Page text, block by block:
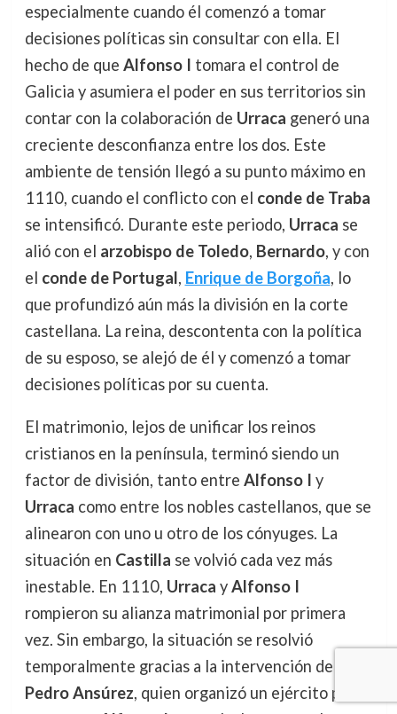
especialmente cuando él comenzó a tomar
decisiones políticas sin consultar con ella. El
hecho de que Alfonso I tomara el control de
Galicia y asumiera el poder en sus territorios sin
contar con la colaboración de Urraca generó una
creciente desconfianza entre los dos. Este
ambiente de tensión llegó a su punto máximo en
1110, cuando el conflicto con el conde de Traba
se intensificó. Durante este periodo, Urraca se
alió con el arzobispo de Toledo, Bernardo, y con
el conde de Portugal, Enrique de Borgoña, lo
que profundizó aún más la división en la corte
castellana. La reina, descontenta con la política
de su esposo, se alejó de él y comenzó a tomar
decisiones políticas por su cuenta.
El matrimonio, lejos de unificar los reinos
cristianos en la península, terminó siendo un
factor de división, tanto entre Alfonso I y
Urraca como entre los nobles castellanos, que se
alinearon con uno u otro de los cónyuges. La
situación en Castilla se volvió cada vez más
inestable. En 1110, Urraca yAlfonso I
rompieron su alianza matrimonial por primera
vez. Sin embargo, la situación se resolvió
temporalmente gracias a la intervención de
Pedro Ansúrez, quien organizó un ejército para